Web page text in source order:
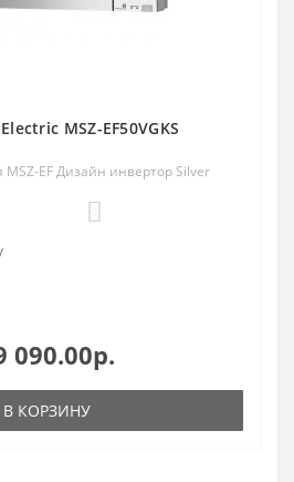
MSZ-EF50VGKS
MSZ-EF Дизайн инвертор Silver
090.00р.
В КОРЗИНУ